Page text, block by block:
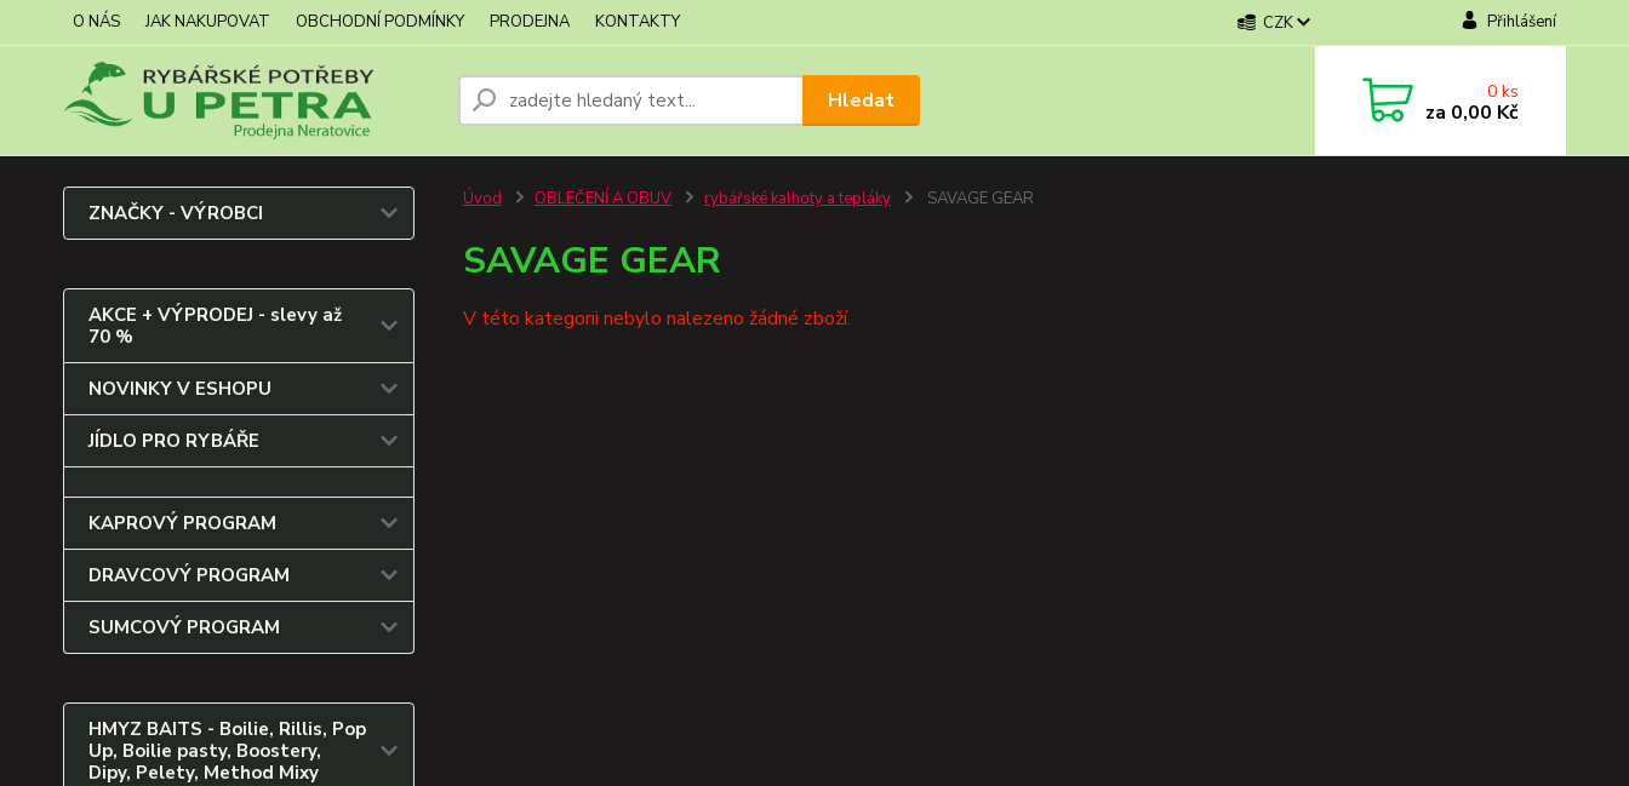
O NÁS JAK NAKUPOVAT OBCHODNÍ PODMÍNKY PRODEJNA KONTAKTY CZK Přihlášení
Hledat 0ks
za 0,00 Kč
ZNAČKY - VÝROBCI
AKCE + VÝPRODEJ - slevy až
70 %
NOVINKY V ESHOPU
JÍDLO PRO RYBÁŘE
KAPROVÝ PROGRAM
DRAVCOVÝ PROGRAM
SUMCOVÝ PROGRAM
HMYZ BAITS - Boilie, Rillis, Pop
Up, Boilie pasty, Boostery,
Dipy, Pelety, Method Mixy
Úvod OBLEČENÍ A OBUV rybářské kalhoty a tepláky SAVAGE GEAR
SAVAGE GEAR
V této kategorii nebylo nalezeno žádné zboží.